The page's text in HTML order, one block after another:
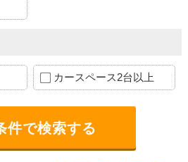
カースペース2台以上